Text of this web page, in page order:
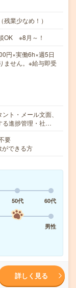
業少なめ！）
OK ※8月～！
円×実働6h×週5日
ません。※給与即受
ト・メール文面、
る進捗管理・社…
要
できる方
50代
60代
男性
詳しく見る